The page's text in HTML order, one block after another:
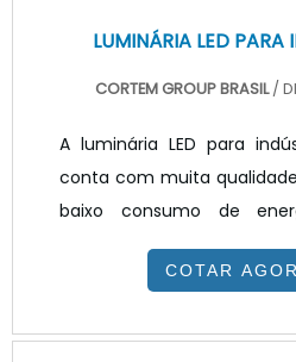
LUMINÁRIA LED PARA
CORTEM GROUP BRASIL/
A luminária LED para
conta com muita
baixo consumo de
possível obter o melhor
podendo atender a
destacável, é a
COTAR